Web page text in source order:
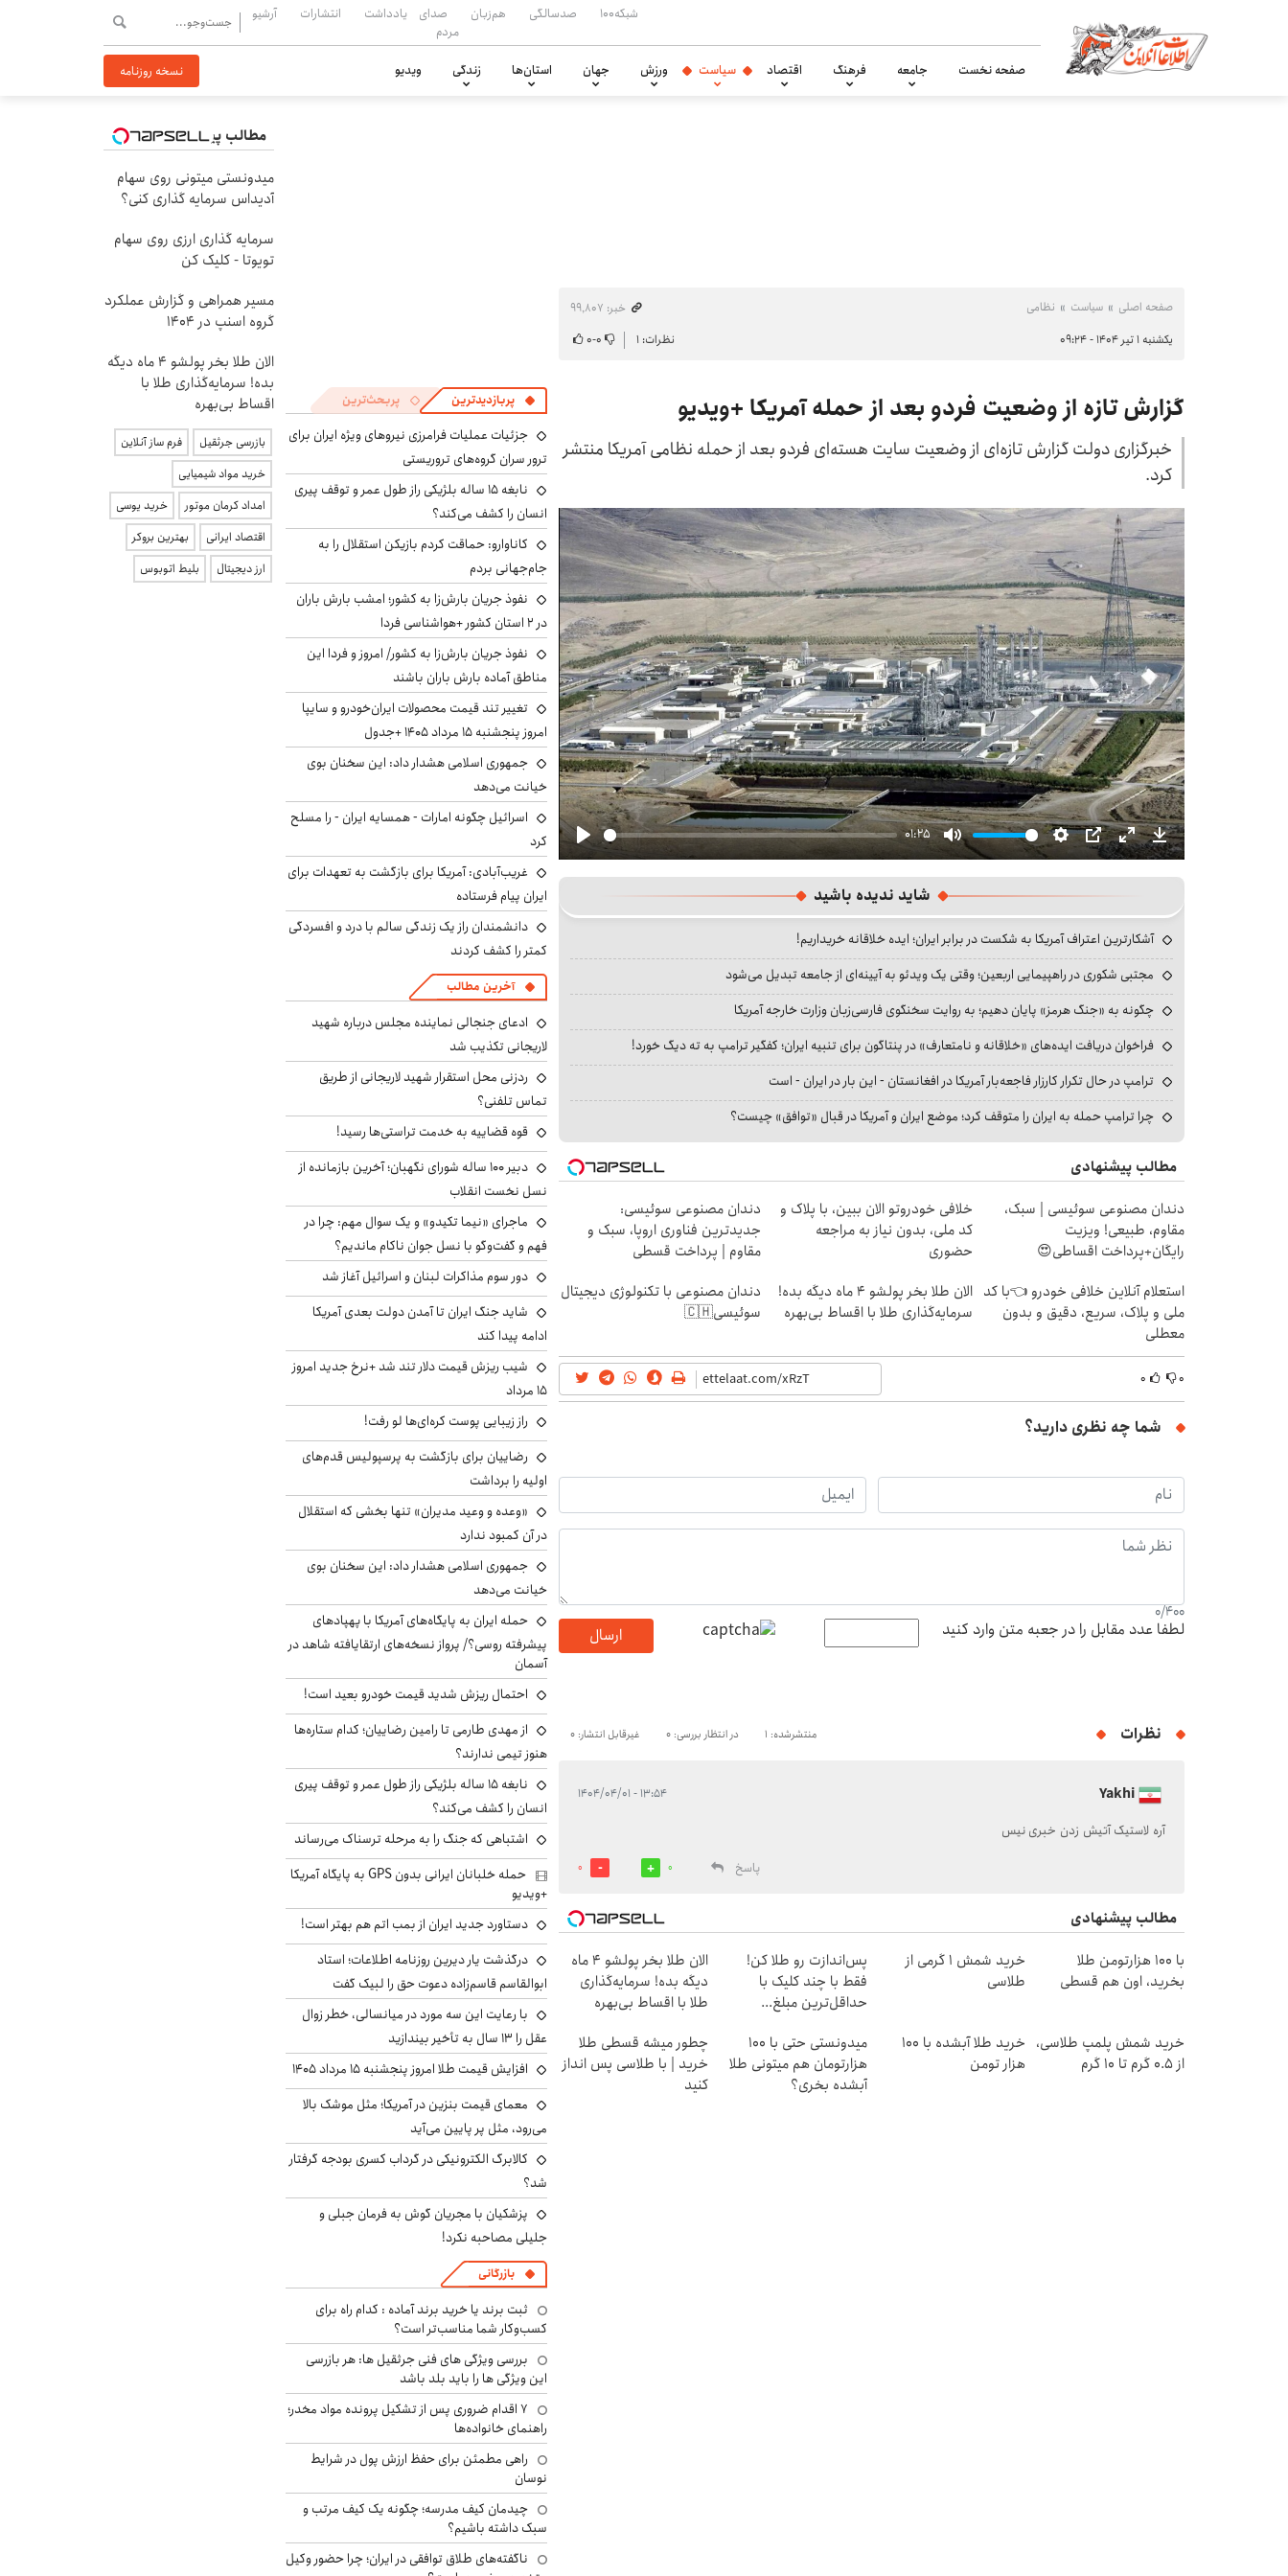
شبکه۱۰۰ صدسالگی هم‌زبان
صدای
مردم
یادداشت انتشارات آرشیو
صفحه نخست جامعه فرهنگ اقتصاد سیاست ورزش جهان استان‌ها زندگی ویدیو نسخه روزنامه
صفحه اصلی سیاست نظامی
خبر: ۹۹٬۸۰۷
یکشنبه ۱ تیر ۱۴۰۴ - ۰۹:۲۴
نظرات: ۱ ۰-۰
گزارش تازه از وضعیت فردو بعد از حمله آمریکا +ویدیو
خبرگزاری دولت گزارش تازه‌ای از وضعیت سایت هسته‌ای فردو بعد از حمله نظامی آمریکا منتشر
کرد.
Play
01:25
Mute Settings
PIP Enter
fullscreen
Download
شاید ندیده باشید
آشکارترین اعتراف آمریکا به شکست در برابر ایران؛ ایده خلاقانه خریداریم!
مجتبی شکوری در راهپیمایی اربعین؛ وقتی یک ویدئو به آیینه‌ای از جامعه تبدیل می‌شود
چگونه به «جنگ هرمز» پایان دهیم؛ به روایت سخنگوی فارسی‌زبان وزارت خارجه آمریکا
فراخوان دریافت ایده‌های «خلاقانه و نامتعارف» در پنتاگون برای تنبیه ایران؛ کفگیر ترامپ به ته دیگ خورد!
ترامپ در حال تکرار کارزار فاجعه‌بار آمریکا در افغانستان - این بار در ایران - است
چرا ترامپ حمله به ایران را متوقف کرد؛ موضع ایران و آمریکا در قبال «توافق» چیست؟
مطالب پیشنهادی
دندان مصنوعی سوئیسی | سبک،
مقاوم، طبیعی! ویزیت
رایگان+پرداخت اقساطی😍
خلافی خودروتو الان ببین، با پلاک و
کد ملی، بدون نیاز به مراجعه
حضوری
دندان مصنوعی سوئیسی:
جدیدترین فناوری اروپا، سبک و
مقاوم | پرداخت قسطی
استعلام آنلاین خلافی خودرو 👈با کد
ملی و پلاک، سریع، دقیق و بدون
معطلی
الان طلا بخر پولشو 4 ماه دیگه بده!
سرمایه‌گذاری طلا با اقساط بی‌بهره
دندان مصنوعی با تکنولوژی دیجیتال
سوئیسی🇨🇭
۰ ۰
شما چه نظری دارید؟
0/400
لطفا عدد مقابل را در جعبه متن وارد کنید ارسال
نظرات منتشرشده: 1 در انتظار بررسی: 0 غیرقابل انتشار: 0
Yakhi ۱۳:۵۴ - ۱۴۰۴/۰۴/۰۱
آره لاستیک آتیش زدن خبری نیس
پاسخ
0
0
مطالب پیشنهادی
با ۱۰۰ هزارتومن طلا
بخرید، اون هم قسطی
خرید شمش 1 گرمی از
طلاسی
پس‌اندازت رو طلا کن!
فقط با چند کلیک با
حداقل‌ترین مبلغ...
الان طلا بخر پولشو 4 ماه
دیگه بده! سرمایه‌گذاری
طلا با اقساط بی‌بهره
خرید شمش پلمپ طلاسی،
از ۰.۵ گرم تا ۱۰ گرم
خرید طلا آبشده با 100
هزار تومن
میدونستی حتی با ۱۰۰
هزارتومان هم میتونی طلا
آبشده بخری؟
چطور میشه قسطی طلا
خرید | با طلاسی پس انداز
کنید
پربازدیدترین پربحث‌ترین
جزئیات عملیات فرامرزی نیروهای ویژه ایران برای
ترور سران گروه‌های تروریستی
نابغه ۱۵ ساله بلژیکی راز طول عمر و توقف پیری
انسان را کشف می‌کند؟
کاناوارو: حماقت کردم بازیکن استقلال را به
جام‌جهانی بردم
نفوذ جریان بارش‌زا به کشور؛ امشب بارش باران
در ۲ استان کشور +هواشناسی فردا
نفوذ جریان بارش‌زا به کشور/ امروز و فردا این
مناطق آماده بارش باران باشند
تغییر تند قیمت محصولات ایران‌خودرو و سایپا
امروز پنجشنبه ۱۵ مرداد ۱۴۰۵ +جدول
جمهوری اسلامی هشدار داد: این سخنان بوی
خیانت می‌دهد
اسرائیل چگونه امارات - همسایه ایران - را مسلح
کرد
غریب‌آبادی: آمریکا برای بازگشت به تعهدات برای
ایران پیام فرستاده
دانشمندان راز یک زندگی سالم با درد و افسردگی
کمتر را کشف کردند
آخرین مطالب
ادعای جنجالی نماینده مجلس درباره شهید
لاریجانی تکذیب شد
ردزنی محل استقرار شهید لاریجانی از طریق
تماس تلفنی؟
قوه قضاییه به خدمت تراستی‌ها رسید!
دبیر ۱۰۰ ساله شورای نگهبان؛ آخرین بازمانده از
نسل نخست انقلاب
ماجرای «نیما تکیدو» و یک سوال مهم: چرا در
فهم و گفت‌وگو با نسل جوان ناکام ماندیم؟
دور سوم مذاکرات لبنان و اسرائیل آغاز شد
شاید جنگ ایران تا آمدن دولت بعدی آمریکا
ادامه پیدا کند
شیب ریزش قیمت دلار تند شد +نرخ جدید امروز
۱۵ مرداد
راز زیبایی پوست کره‌ای‌ها لو رفت!
رضاییان برای بازگشت به پرسپولیس قدم‌های
اولیه را برداشت
«وعده و وعید مدیران» تنها بخشی که استقلال
در آن کمبود ندارد
جمهوری اسلامی هشدار داد: این سخنان بوی
خیانت می‌دهد
حمله ایران به پایگاه‌های آمریکا با پهپادهای
پیشرفته روسی؟/ پرواز نسخه‌های ارتقایافته شاهد در
آسمان
احتمال ریزش شدید قیمت خودرو بعید است!
از مهدی طارمی تا رامین رضاییان؛ کدام ستاره‌ها
هنوز تیمی ندارند؟
نابغه ۱۵ ساله بلژیکی راز طول عمر و توقف پیری
انسان را کشف می‌کند؟
اشتباهی که جنگ را به مرحله ترسناک می‌رساند
حمله خلبانان ایرانی بدون GPS به پایگاه آمریکا
+ویدیو
دستاورد جدید ایران از بمب اتم هم بهتر است!
درگذشت یار دیرین روزنامه اطلاعات؛ استاد
ابوالقاسم قاسم‌زاده دعوت حق را لبیک گفت
با رعایت این سه مورد در میانسالی، خطر زوال
عقل را ۱۳ سال به تأخیر بیندازید
افزایش قیمت طلا امروز پنجشنبه ۱۵ مرداد ۱۴۰۵
معمای قیمت بنزین در آمریکا؛ مثل موشک بالا
می‌رود، مثل پر پایین می‌آید
کالابرگ الکترونیکی در گرداب کسری بودجه گرفتار
شد؟
پزشکیان با مجریان گوش به فرمان جبلی و
جلیلی مصاحبه نکرد!
بازرگانی
ثبت برند یا خرید برند آماده : کدام راه برای
کسب‌وکار شما مناسب‌تر است؟
بررسی ویژگی های فنی جرثقیل ها: هر بازرسی
این ویژگی ها را باید بلد باشد
۷ اقدام ضروری پس از تشکیل پرونده مواد مخدر؛
راهنمای خانواده‌ها
راهی مطمئن برای حفظ ارزش پول در شرایط
نوسان
چیدمان کیف مدرسه؛ چگونه یک کیف مرتب و
سبک داشته باشیم؟
ناگفته‌های طلاق توافقی در ایران؛ چرا حضور وکیل
مطالب پیشنهادی
میدونستی میتونی روی سهام
آدیداس سرمایه گذاری کنی؟
سرمایه گذاری ارزی روی سهام
تویوتا - کلیک کن
مسیر همراهی و گزارش عملکرد
گروه اسنپ در ۱۴۰۴
الان طلا بخر پولشو 4 ماه دیگه
بده! سرمایه‌گذاری طلا با
اقساط بی‌بهره
بازرسی جرثقیل
فرم ساز آنلاین
خرید مواد شیمیایی
امداد کرمان موتور
خرید یوسی
اقتصاد ایرانی
بهترین بروکر
ارز دیجیتال
بلیط اتوبوس